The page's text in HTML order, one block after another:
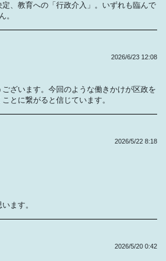
、教育への「行政介入」。いずれも臨んで
。
ざいます。今回のような働きかけが区政を
とに繋がると信じています。
2026/6/23 12:08
ます。
2026/5/22 8:18
2026/5/20 0:42